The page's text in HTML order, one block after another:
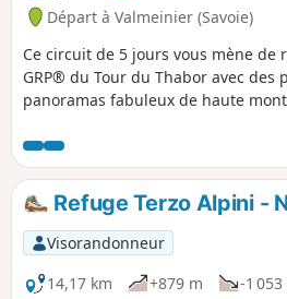
Départ à Valmeinier (Savoie)
Ce circuit de 5 jours vous mène
GRP® du Tour du Thabor avec des
panoramas fabuleux de haute
à près de 3200m vous donne la
du monde, où vous connaîtrez les
altitude.Refuge Terzo Alpini -
Visorandonneur
14,17 km
+879 m
-1 053